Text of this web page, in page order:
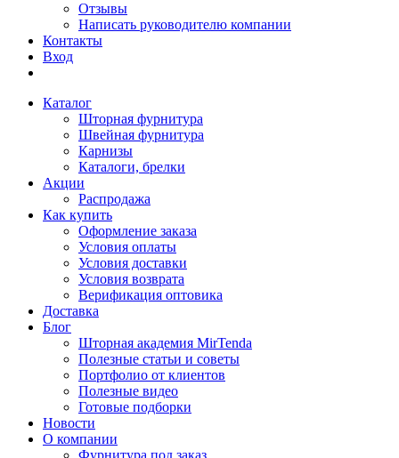
Отзывы
Написать руководителю компании
Контакты
Вход
Каталог
Шторная фурнитура
Швейная фурнитура
Карнизы
Каталоги, брелки
Акции
Распродажа
Как купить
Оформление заказа
Условия оплаты
Условия доставки
Условия возврата
Верификация оптовика
Доставка
Блог
Шторная академия MirTenda
Полезные статьи и советы
Портфолио от клиентов
Полезные видео
Готовые подборки
Новости
О компании
Фурнитура под заказ